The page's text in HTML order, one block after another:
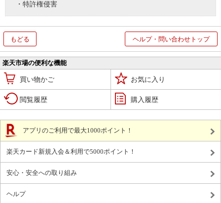
・特許権侵害
もどる ヘルプ・問い合わせトップ
楽天市場の便利な機能
買い物かご お気に入り
閲覧履歴 購入履歴
アプリのご利用で最大1000ポイント！
楽天カード新規入会＆利用で5000ポイント！
安心・安全への取り組み
ヘルプ